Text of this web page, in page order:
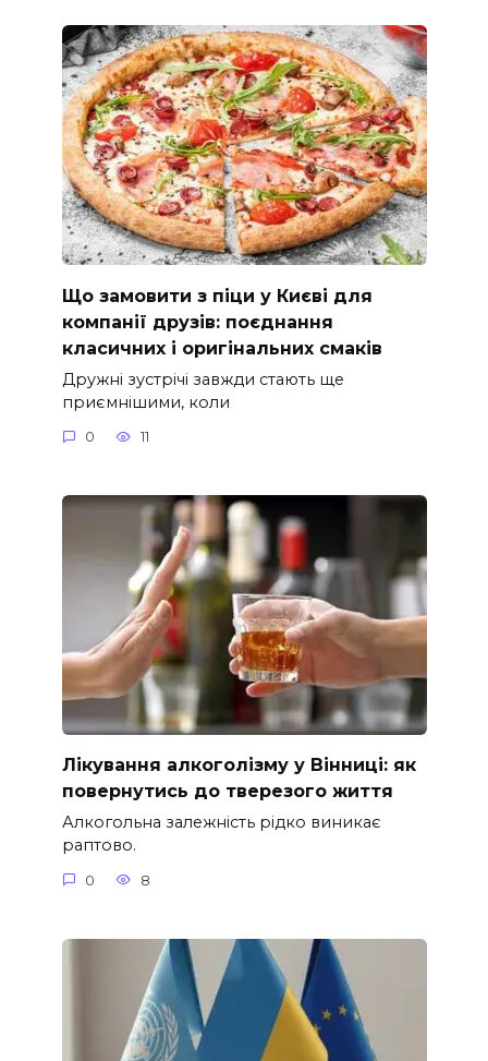
Що замовити з піци у Києві для
компанії друзів: поєднання
класичних і оригінальних смаків
Дружні зустрічі завжди стають ще
приємнішими, коли
0 11
Лікування алкоголізму у Вінниці: як
повернутись до тверезого життя
Алкогольна залежність рідко виникає
раптово.
0 8